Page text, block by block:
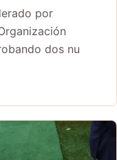
por
dos nu